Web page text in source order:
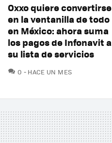
Oxxo quiere convertirse
en la ventanilla de todo
en México: ahora suma
los pagos de Infonavit a
su lista de servicios
0 COMENTARIOS
HACE UN MES